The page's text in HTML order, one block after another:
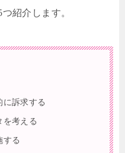
紹介します。
に訴求する
を考える
する